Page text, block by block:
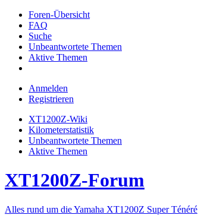
Foren-Übersicht
FAQ
Suche
Unbeantwortete Themen
Aktive Themen
Anmelden
Registrieren
XT1200Z-Wiki
Kilometerstatistik
Unbeantwortete Themen
Aktive Themen
XT1200Z-Forum
Alles rund um die Yamaha XT1200Z Super Ténéré